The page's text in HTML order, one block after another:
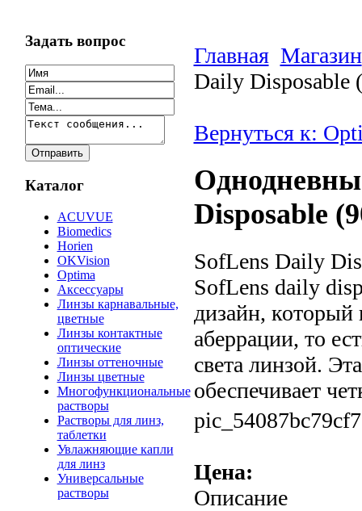
Задать вопрос
Каталог
ACUVUE
Biomedics
Horien
OKVision
Optima
Аксессуары
Линзы карнавальные,
цветные
Линзы контактные
оптические
Линзы оттеночные
Линзы цветные
Многофункциональные
растворы
Растворы для линз,
таблетки
Увлажняющие капли
для линз
Универсальные
растворы
Главная Магазин
Daily Disposable
Вернуться к:
Disposable
SofLens Daily
SofLens daily
дизайн, который
аберрации, то
света линзой.
обеспечивает
Цена:
Описание